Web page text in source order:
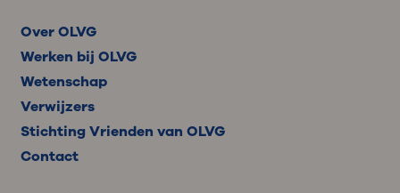
Over OLVG
Werken bij OLVG
Wetenschap
Verwijzers
Stichting Vrienden van OLVG
Contact